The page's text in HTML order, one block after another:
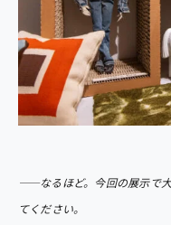
――なるほど。今回の展示で
てください。